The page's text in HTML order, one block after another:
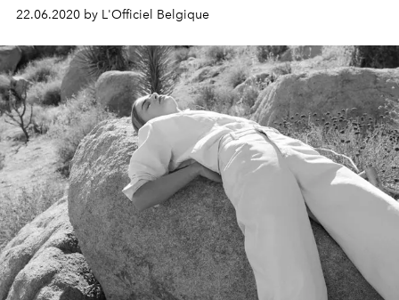
22.06.2020 by L'Officiel Belgique